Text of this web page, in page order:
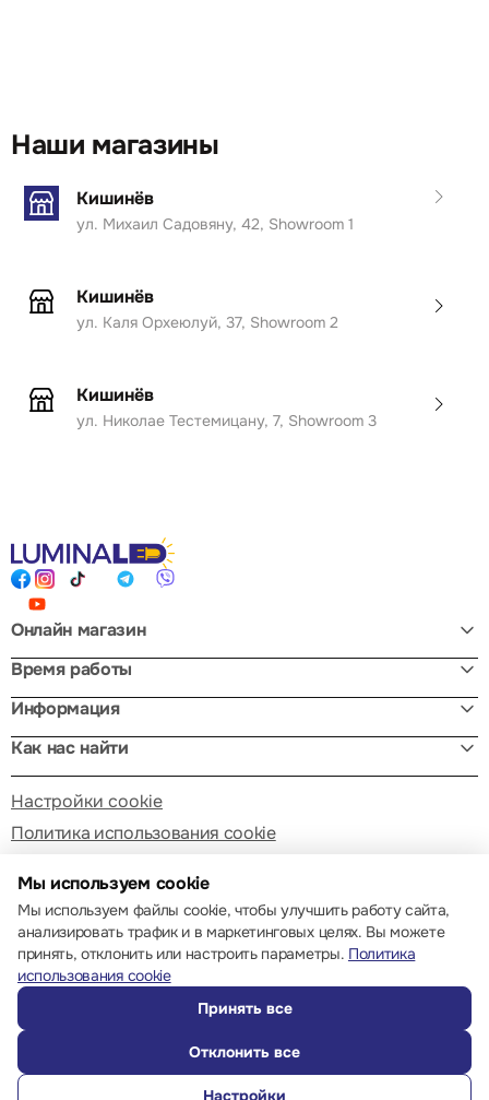
Наши магазины
Кишинёв
ул. Михаил Садовяну, 42, Showroom 1
Кишинёв
ул. Каля Орхеюлуй, 37, Showroom 2
Кишинёв
ул. Николае Тестемицану, 7, Showroom 3
Онлайн магазин
Время работы
Информация
Как нас найти
Настройки cookie
Политика использования cookie
© 2013 – 2026 ECOM
Мы используем cookie
Мы используем файлы cookie, чтобы улучшить работу сайта,
анализировать трафик и в маркетинговых целях. Вы можете
принять, отклонить или настроить параметры. Политика
использования cookie
Принять все
Отклонить все
Настройки